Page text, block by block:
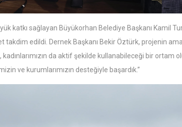
katkı sağlayan Büyükorhan Belediye Başkanı Kamil
edildi. Dernek Başkanı Bekir Öztürk, projenin
kadınlarımızın da aktif şekilde kullanabileceği bir
ve kurumlarımızın desteğiyle başardık.”